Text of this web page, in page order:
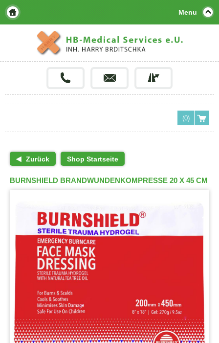
Menu
(0)
Zurück Shop Startseite
BURNSHIELD BRANDWUNDENKOMPRESSE 20 X 45 CM